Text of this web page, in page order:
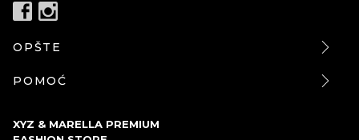
OPŠTE
POMOĆ
XYZ & MARELLA PREMIUM